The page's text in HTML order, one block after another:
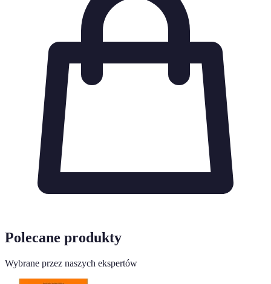
Polecane produkty
Wybrane przez naszych ekspertów